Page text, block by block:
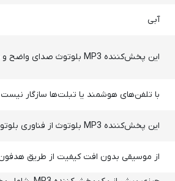
آبی
این پخش‌کننده MP3 بلوتوث صدای واضح و متعادلی را ارائه می دهد و ایده ال برای طول تمرین، رفت و آمد یا سفر ارائه است .
با تلفن‌های هوشمند یا تبلت‌ها سازگار
این پخش‌کننده MP3 بلوتوث از فناوری بلوتوث پیشرفته برای انتقال سریع‌تر و پایدارتر، برد وسیع‌تر و مصرف انرژی کمتر استفاده می‌کند.
از موسیقی بدون افت کیفیت از طریق هدفون